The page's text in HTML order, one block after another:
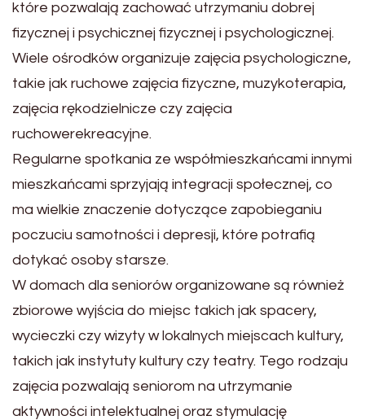
które pozwalają zachować utrzymaniu dobrej
fizycznej i psychicznej fizycznej i psychologicznej.
Wiele ośrodków organizuje zajęcia psychologiczne,
takie jak ruchowe zajęcia fizyczne, muzykoterapia,
zajęcia rękodzielnicze czy zajęcia
ruchowerekreacyjne.
Regularne spotkania ze współmieszkańcami innymi
mieszkańcami sprzyjają integracji społecznej, co
ma wielkie znaczenie dotyczące zapobieganiu
poczuciu samotności i depresji, które potrafią
dotykać osoby starsze.
W domach dla seniorów organizowane są również
zbiorowe wyjścia do miejsc takich jak spacery,
wycieczki czy wizyty w lokalnych miejscach kultury,
takich jak instytuty kultury czy teatry. Tego rodzaju
zajęcia pozwalają seniorom na utrzymanie
aktywności intelektualnej oraz stymulację